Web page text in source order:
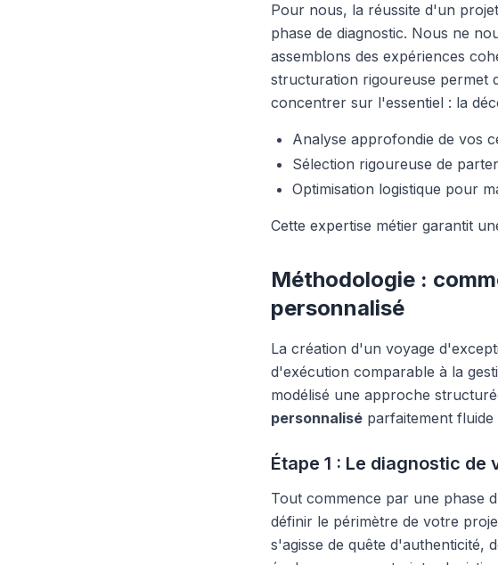
Pour nous, la réussite d'un
phase de diagnostic. Nous ne
assemblons des expériences
structuration rigoureuse permet
concentrer sur l'essentiel : la
Analyse approfondie de vos
Sélection rigoureuse de
Optimisation logistique pour
Cette expertise métier garantit
Méthodologie :
personnalisé
La création d'un voyage
d'exécution comparable à la
modélisé une approche
personnalisé parfaitement
Étape 1 : Le diagnostic
Tout commence par une phase
définir le périmètre de votre
s'agisse de quête d'authenticité,